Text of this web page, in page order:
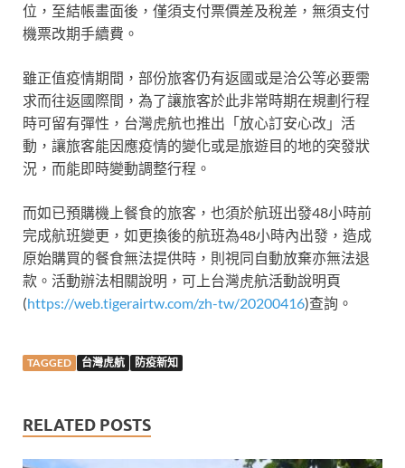
位，至結帳畫面後，僅須支付票價差及稅差，無須支付
機票改期手續費。
雖正值疫情期間，部份旅客仍有返國或是洽公等必要需
求而往返國際間，為了讓旅客於此非常時期在規劃行程
時可留有彈性，台灣虎航也推出「放心訂安心改」活
動，讓旅客能因應疫情的變化或是旅遊目的地的突發狀
況，而能即時變動調整行程。
而如已預購機上餐食的旅客，也須於航班出發48小時前
完成航班變更，如更換後的航班為48小時內出發，造成
原始購買的餐食無法提供時，則視同自動放棄亦無法退
款。活動辦法相關說明，可上台灣虎航活動說明頁
(https://web.tigerairtw.com/zh-tw/20200416)查詢。
TAGGED 台灣虎航 防疫新知
RELATED POSTS